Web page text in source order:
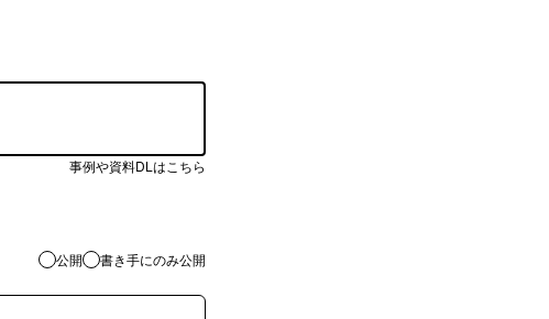
事例や資料DLはこちら
公開 書き手にのみ公開